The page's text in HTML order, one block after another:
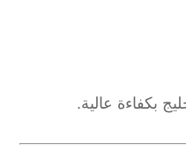
بكفاءة عالية.